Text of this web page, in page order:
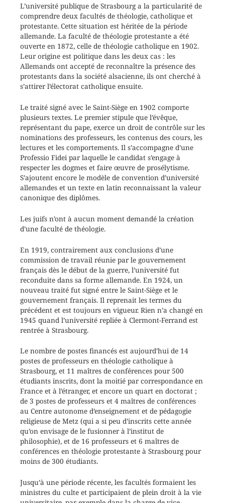
L’université publique de Strasbourg a la particularité de
comprendre deux facultés de théologie, catholique et
protestante. Cette situation est héritée de la période
allemande. La faculté de théologie protestante a été
ouverte en 1872, celle de théologie catholique en 1902.
Leur origine est politique dans les deux cas : les
Allemands ont accepté de reconnaître la présence des
protestants dans la société alsacienne, ils ont cherché à
s’attirer l’électorat catholique ensuite.
Le traité signé avec le Saint-Siège en 1902 comporte
plusieurs textes. Le premier stipule que l’évêque,
représentant du pape, exerce un droit de contrôle sur les
nominations des professeurs, les contenus des cours, les
lectures et les comportements. Il s’accompagne d’une
Professio Fidei par laquelle le candidat s’engage à
respecter les dogmes et faire œuvre de prosélytisme.
S’ajoutent encore le modèle de convention d’université
allemandes et un texte en latin reconnaissant la valeur
canonique des diplômes.
Les juifs n’ont à aucun moment demandé la création
d’une faculté de théologie.
En 1919, contrairement aux conclusions d’une
commission de travail réunie par le gouvernement
français dès le début de la guerre, l’université fut
reconduite dans sa forme allemande. En 1924, un
nouveau traité fut signé entre le Saint-Siège et le
gouvernement français. Il reprenait les termes du
précédent et est toujours en vigueur. Rien n’a changé en
1945 quand l’université repliée à Clermont-Ferrand est
rentrée à Strasbourg.
Le nombre de postes financés est aujourd’hui de 14
postes de professeurs en théologie catholique à
Strasbourg, et 11 maîtres de conférences pour 500
étudiants inscrits, dont la moitié par correspondance en
France et à l’étranger, et encore un quart en doctorat ;
de 3 postes de professeurs et 4 maîtres de conférences
au Centre autonome d’enseignement et de pédagogie
religieuse de Metz (qui a si peu d’inscrits cette année
qu’on envisage de le fusionner à l’institut de
philosophie), et de 16 professeurs et 6 maîtres de
conférences en théologie protestante à Strasbourg pour
moins de 300 étudiants.
Jusqu’à une période récente, les facultés formaient les
ministres du culte et participaient de plein droit à la vie